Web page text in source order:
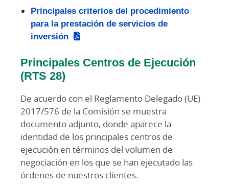
Principales criterios del procedimiento
para la prestación de servicios de
inversión
Principales Centros de Ejecución
(RTS 28)
De acuerdo con el Reglamento Delegado (UE)
2017/576 de la Comisión se muestra
documento adjunto, donde aparece la
identidad de los principales centros de
ejecución en términos del volumen de
negociación en los que se han ejecutado las
órdenes de nuestros clientes.